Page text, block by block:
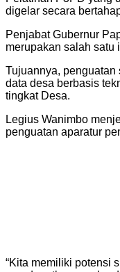
digelar secara
Penjabat Gubernur
merupakan salah satu
Tujuannya,
data desa berbasis
tingkat Desa.
Legius Wanimbo
penguatan aparatur
“Kita memiliki potensi